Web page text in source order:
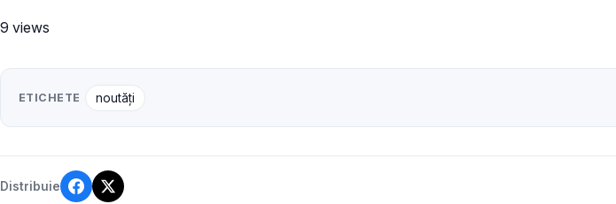
9 views
ETICHETE noutăți
Distribuie